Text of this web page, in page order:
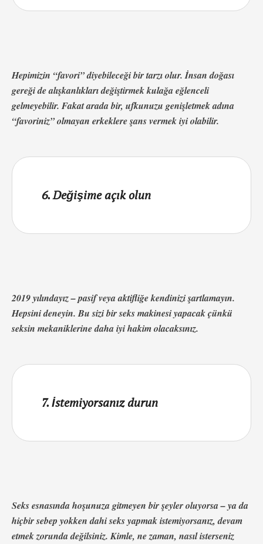
Hepimizin “favori” diyebileceği bir tarzı olur. İnsan doğası
gereği de alışkanlıkları değiştirmek kulağa eğlenceli
gelmeyebilir. Fakat arada bir, ufkunuzu genişletmek adına
“favoriniz” olmayan erkeklere şans vermek iyi olabilir.
6. Değişime açık olun
2019 yılındayız – pasif veya aktifliğe kendinizi şartlamayın.
Hepsini deneyin. Bu sizi bir seks makinesi yapacak çünkü
seksin mekaniklerine daha iyi hakim olacaksınız.
7. İstemiyorsanız durun
Seks esnasında hoşunuza gitmeyen bir şeyler oluyorsa – ya da
hiçbir sebep yokken dahi seks yapmak istemiyorsanız, devam
etmek zorunda değilsiniz. Kimle, ne zaman, nasıl isterseniz